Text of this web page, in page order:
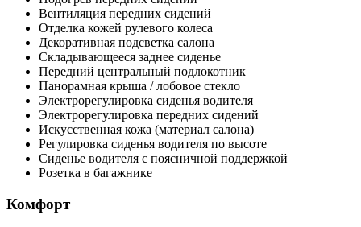
Вентиляция передних сидений
Отделка кожей рулевого колеса
Декоративная подсветка салона
Складывающееся заднее сиденье
Передний центральный подлокотник
Панорамная крыша / лобовое стекло
Электрорегулировка сиденья водителя
Электрорегулировка передних сидений
Искусственная кожа (материал салона)
Регулировка сиденья водителя по высоте
Сиденье водителя с поясничной поддержкой
Розетка в багажнике
Комфорт